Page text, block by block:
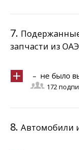
7.
запчасти из ОАЭ
– не было
172
8. Автомобили